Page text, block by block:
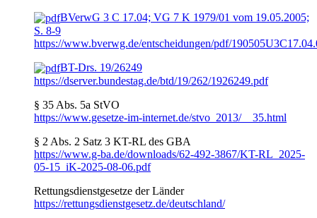
BVerwG 3 C 17.04; VG 7 K 1979/01 vom 19.05.2005;
S. 8-9
https://www.bverwg.de/entscheidungen/pdf/
BT-Drs. 19/26249
https://dserver.bundestag.de/btd/19/262/1926249.pdf
§ 35 Abs. 5a StVO
https://www.gesetze-im-internet.de/stvo_2013/__35.html
§ 2 Abs. 2 Satz 3 KT-RL des GBA
https://www.g-ba.de/downloads/62-492-3867/KT-RL_2025-
05-15_iK-2025-08-06.pdf
Rettungsdienstgesetze der Länder
https://rettungsdienstgesetz.de/deutschland/